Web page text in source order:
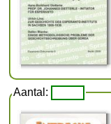
Aantal: